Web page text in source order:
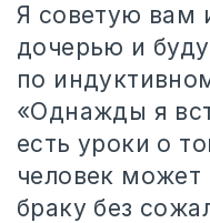
Я советую вам
дочерью и
по
«Однажды я
есть уроки о
человек может
браку без